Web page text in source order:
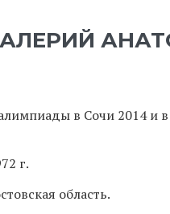
в Сочи 2014 и в
г.
область.